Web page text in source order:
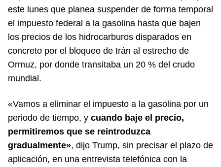
este lunes que planea suspender de forma temporal
el impuesto federal a la gasolina hasta que bajen
los precios de los hidrocarburos disparados en
concreto por el bloqueo de Irán al estrecho de
Ormuz, por donde transitaba un 20 % del crudo
mundial.
«Vamos a eliminar el impuesto a la gasolina por un
periodo de tiempo, y cuando baje el precio,
permitiremos que se reintroduzca
gradualmente», dijo Trump, sin precisar el plazo de
aplicación, en una entrevista telefónica con la